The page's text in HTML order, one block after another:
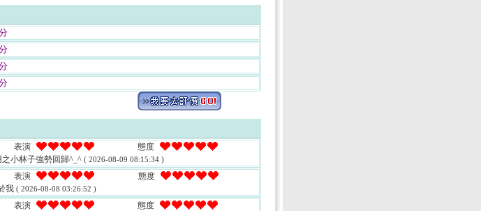
表演 態度
小林子強勢回歸^_^ ( 2026-08-09 08:15:34 )
表演 態度
我 ( 2026-08-08 03:26:52 )
表演 態度